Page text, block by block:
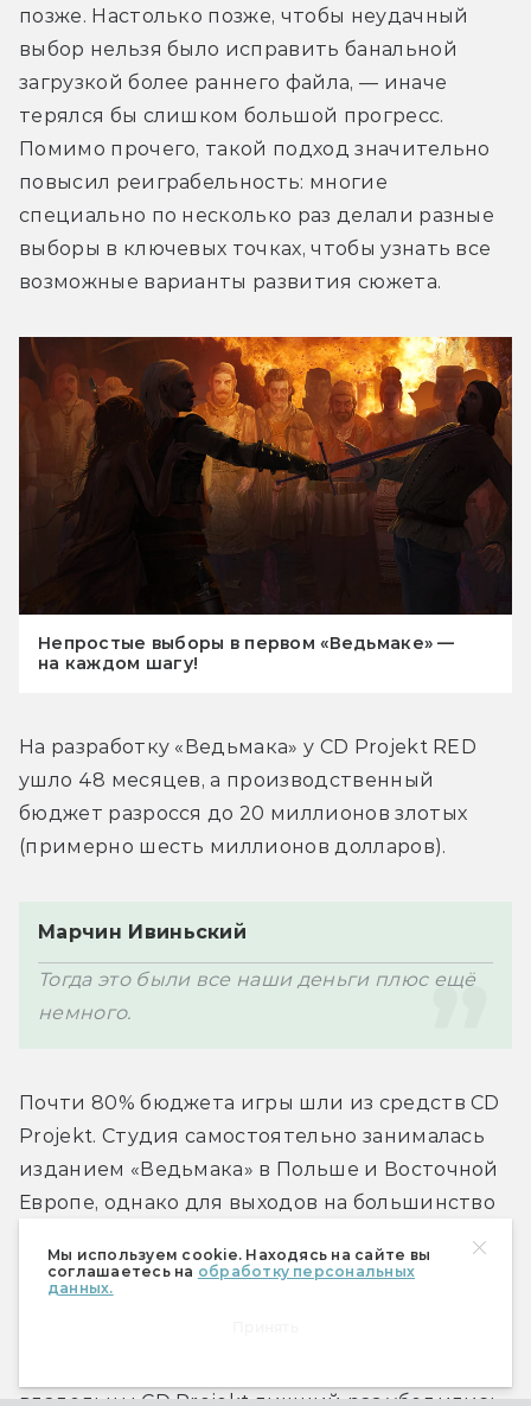
Мы используем cookie. Находясь на сайте вы
соглашаетесь на обработку персональных
данных.
позже. Настолько позже, чтобы неудачный
выбор нельзя было исправить банальной
загрузкой более раннего файла, — иначе
терялся бы слишком большой прогресс.
Помимо прочего, такой подход значительно
повысил реиграбельность: многие
специально по несколько раз делали разные
выборы в ключевых точках, чтобы узнать все
возможные варианты развития сюжета.
Непростые выборы в первом «Ведьмаке» —
на каждом шагу!
На разработку «Ведьмака» у CD Projekt RED
ушло 48 месяцев, а производственный
бюджет разросся до 20 миллионов злотых
(примерно шесть миллионов долларов).
Марчин Ивиньский
Тогда это были все наши деньги плюс ещё
немного.
Почти 80% бюджета игры шли из средств CD
Projekt. Студия самостоятельно занималась
изданием «Ведьмака» в Польше и Восточной
Европе, однако для выходов на большинство
сторонний издатель. В итоге изданием игры
в Западной Европе и США занялась Atari, а в
владельцы CD Projekt лишний раз убедились,